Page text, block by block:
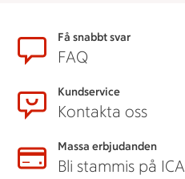
SidfotFå snabbt svar
FAQ
Kundservice
Kontakta oss
Massa erbjudanden
Bli stammis på ICA